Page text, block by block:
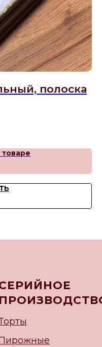
полоска